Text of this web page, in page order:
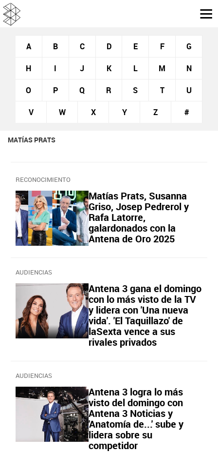
A B C D E F G
H I J K L M N
O P Q R S T U
V W X Y Z #
MATÍAS PRATS
RECONOCIMIENTO
Matías Prats, Susanna
Griso, Josep Pedrerol y
Rafa Latorre,
galardonados con la
Antena de Oro 2025
AUDIENCIAS
Antena 3 gana el domingo
con lo más visto de la TV
y lidera con 'Una nueva
vida'. 'El Taquillazo' de
laSexta vence a sus
rivales privados
AUDIENCIAS
Antena 3 logra lo más
visto del domingo con
Antena 3 Noticias y
'Anatomía de...' sube y
lidera sobre su
competidor